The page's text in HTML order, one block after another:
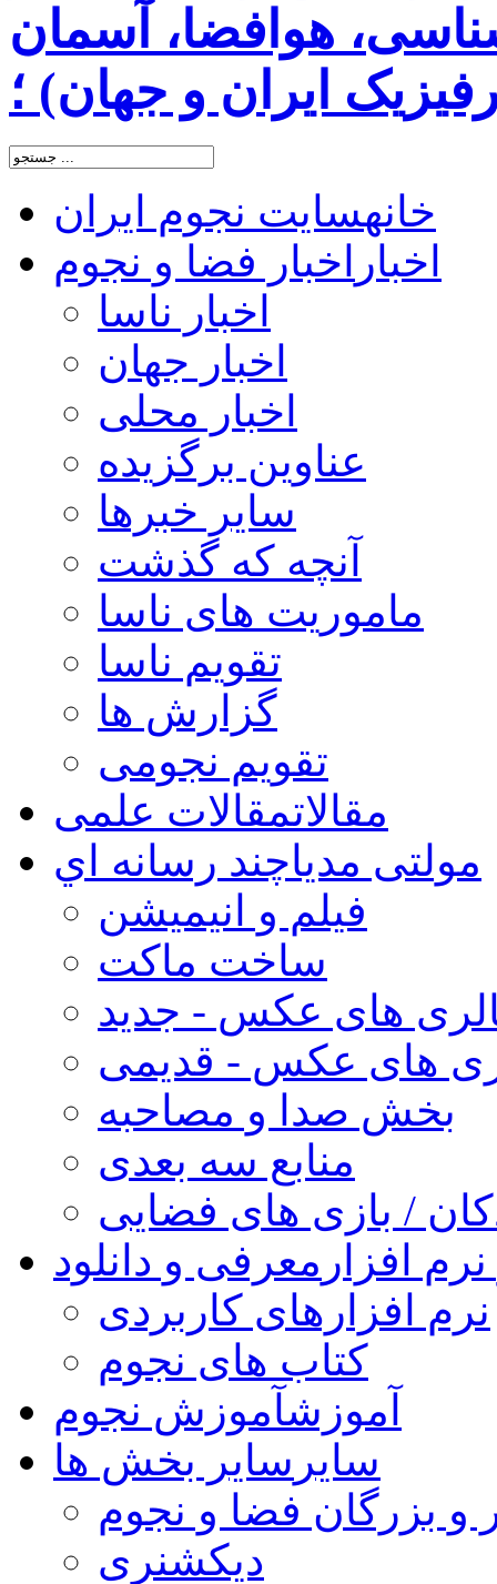
هوافضا، آسمان
ایران و جهان) ؛
خانهسایت نجوم ایران
اخبار اخبار فضا و نجوم
اخبار ناسا
اخبار جهان
اخبار محلی
عناوین برگزیده
سایر خبرها
آنچه که گذشت
ماموریت های ناسا
تقویم ناسا
گزارش ها
تقویم نجومی
مقالاتمقالات علمی
مولتی مدیاچند رسانه اي
فیلم و انیمیشن
ساخت ماکت
های عکس - جدید
های عکس - قدیمی
بخش صدا و مصاحبه
منابع سه بعدی
/ بازی های فضایی
افزار معرفی و دانلود
نرم افزارهای کاربردی
کتاب های نجوم
آموزشآموزش نجوم
سایر سایر بخش ها
و بزرگان فضا و نجوم
دیکشنری